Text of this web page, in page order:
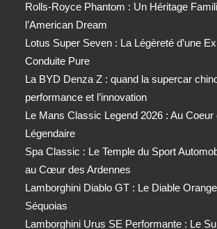
Rolls-Royce Phantom : Un Héritage
l’American Dream
Lotus Super Seven : La Légèreté d’une
Conduite Pure
La BYD Denza Z : quand la supercar
performance et l’innovation
Le Mans Classic Legend 2026 : Au Coeur
Légendaire
Spa Classic : Le Temple du Sport
au Cœur des Ardennes
Lamborghini Diablo GT : Le Diable
Séquoias
Lamborghini Urus SE Performante : Le